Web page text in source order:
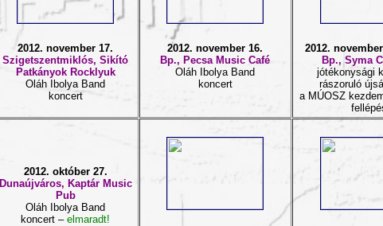
2012. november 17.
Szigetszentmiklós, Sikító
Patkányok Rocklyuk
Oláh Ibolya Band
koncert
2012. november 16.
Bp., Pecsa Music Café
Oláh Ibolya Band
koncert
2012.
Bp., Syma
jótékonysági
rászoruló
a MÚOSZ
2012. október 27.
Dunaújváros, Kaptár Music
Pub
Oláh Ibolya Band
koncert –elmaradt!